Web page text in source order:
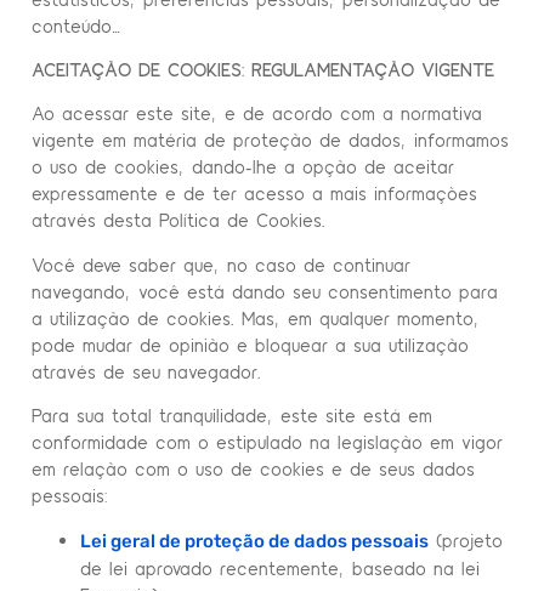
conteúdo…
ACEITAÇÃO DE COOKIES: REGULAMENTAÇÃO VIGENTE
Ao acessar este site, e de acordo com a normativa
vigente em matéria de proteção de dados, informamos
o uso de cookies, dando-lhe a opção de aceitar
expressamente e de ter acesso a mais informações
através desta Política de Cookies.
Você deve saber que, no caso de continuar
navegando, você está dando seu consentimento para
a utilização de cookies. Mas, em qualquer momento,
pode mudar de opinião e bloquear a sua utilização
através de seu navegador.
Para sua total tranquilidade, este site está em
conformidade com o estipulado na legislação em vigor
em relação com o uso de cookies e de seus dados
pessoais:
Lei geral de proteção de dados pessoais (projeto
de lei aprovado recentemente, baseado na lei